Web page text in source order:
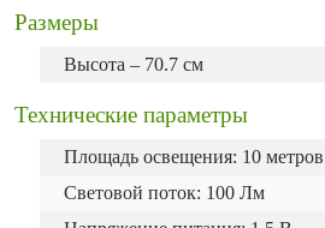
Размеры
Высота – 70.7 см
Технические параметры
Площадь освещения: 10 метров
Световой поток: 100 Лм